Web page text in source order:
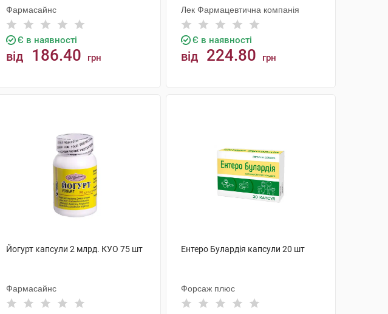
Фармасайнс
Є в наявності
від 186.40 грн
Лек Фармацевтична компанія
Є в наявності
від 224.80 грн
Йогурт капсули 2 млрд. КУО 75 шт
Фармасайнс
Ентеро Булардія капсули 20 шт
Форсаж плюс